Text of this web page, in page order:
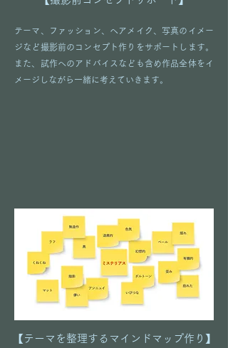
テーマ、ファッション、ヘアメイク、写真のイメー
ジなど撮影前のコンセプト作りをサポートします。
また、試作へのアドバイスなども含め作品全体をイ
メージしながら一緒に考えていきます。
​【テーマを整理するマインドマップ作り】